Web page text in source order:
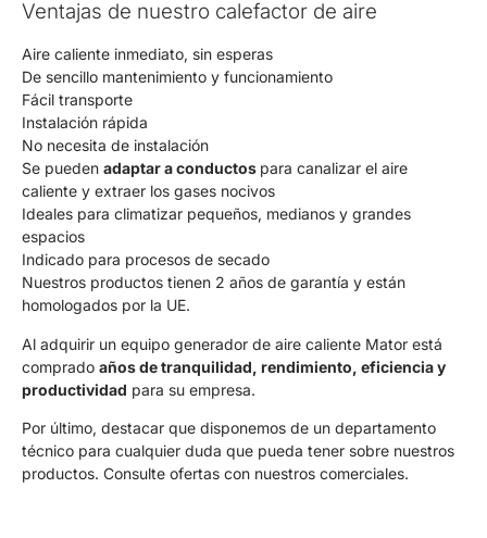
Ventajas de nuestro calefactor de aire
Aire caliente inmediato, sin esperas
De sencillo mantenimiento y funcionamiento
Fácil transporte
Instalación rápida
No necesita de instalación
Se pueden adaptar a conductos para canalizar el aire
caliente y extraer los gases nocivos
Ideales para climatizar pequeños, medianos y grandes
espacios
Indicado para procesos de secado
Nuestros productos tienen 2 años de garantía y están
homologados por la UE.
Al adquirir un equipo generador de aire caliente Mator está
comprado años de tranquilidad, rendimiento, eficiencia y
productividad para su empresa.
Por último, destacar que disponemos de un departamento
técnico para cualquier duda que pueda tener sobre nuestros
productos. Consulte ofertas con nuestros comerciales.